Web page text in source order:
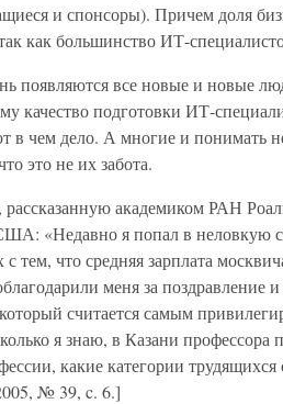
и спонсоры). Причем доля
как большинство ИТ-
появляются все новые и новые
качество подготовки ИТ-
в чем дело. А многие и понимать
это не их забота.
академиком РАН
«Недавно я попал в неловкую
тем, что средняя зарплата
меня за поздравление и
считается самым
я знаю, в Казани
какие категории
№ 39, c. 6.]